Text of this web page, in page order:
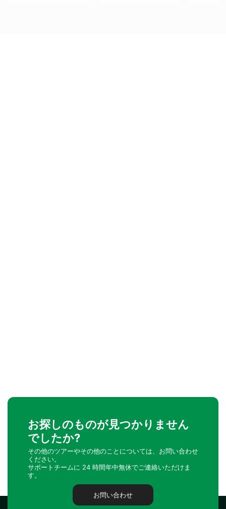
お探しのものが見つかりません
でしたか?
その他のツアーやその他のことについては、お問い合わせ
ください。
サポートチームに 24 時間年中無休でご連絡いただけま
す。
お問い合わせ